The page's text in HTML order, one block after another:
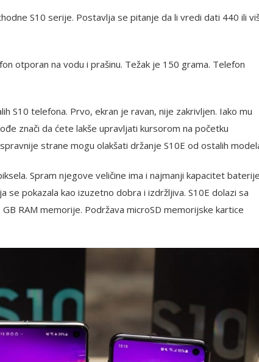
S10 serije. Postavlja se pitanje da li vredi dati 440 ili
otporan na vodu i prašinu. Težak je 150 grama. Telefon
S10 telefona. Prvo, ekran je ravan, nije zakrivljen. Iako mu
znači da ćete lakše upravljati kursorom na početku
strane mogu olakšati držanje S10E od ostalih
Spram njegove veličine ima i najmanji kapacitet baterije
se pokazala kao izuzetno dobra i izdržljiva. S10E dolazi sa
RAM memorije. Podržava microSD memorijske kartice